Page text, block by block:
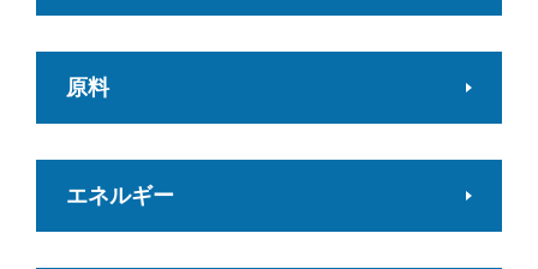
原料
エネルギー